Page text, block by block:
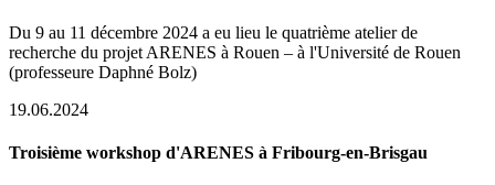
Du 9 au 11 décembre 2024 a eu lieu le quatrième atelier de
recherche du projet ARENES à Rouen – à l'Université de Rouen
(professeure Daphné Bolz)
19.06.2024
Troisième workshop d'ARENES à Fribourg-en-Brisgau